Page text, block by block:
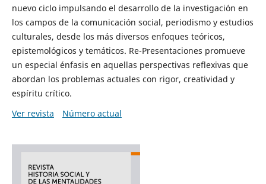
nuevo ciclo impulsando el desarrollo de la investigación en
los campos de la comunicación social, periodismo y estudios
culturales, desde los más diversos enfoques teóricos,
epistemológicos y temáticos. Re-Presentaciones promueve
un especial énfasis en aquellas perspectivas reflexivas que
abordan los problemas actuales con rigor, creatividad y
espíritu crítico.
Ver revista
Número actual